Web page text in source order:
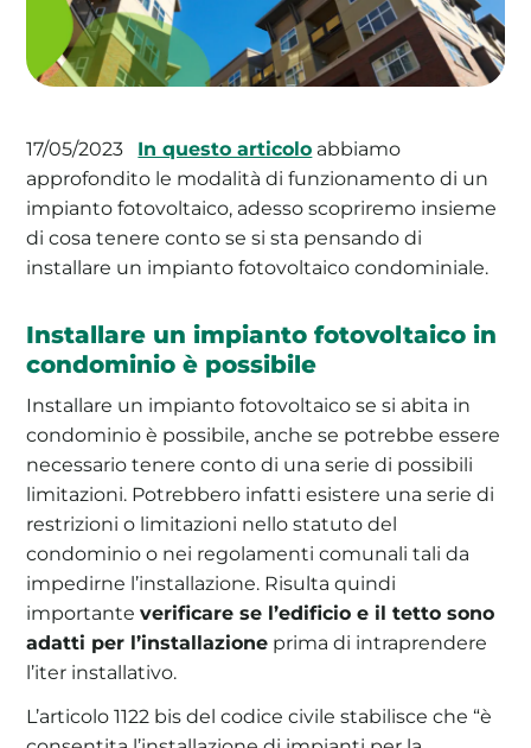
La tua cooperativa energetica sostenibile
17/05/2023 In questo articolo abbiamo
approfondito le modalità di funzionamento di un
impianto fotovoltaico, adesso scopriremo insieme
di cosa tenere conto se si sta pensando di
installare un impianto fotovoltaico condominiale.
Installare un impianto fotovoltaico in
condominio è possibile
Installare un impianto fotovoltaico se si abita in
condominio è possibile, anche se potrebbe essere
necessario tenere conto di una serie di possibili
limitazioni. Potrebbero infatti esistere una serie di
restrizioni o limitazioni nello statuto del
condominio o nei regolamenti comunali tali da
impedirne l’installazione. Risulta quindi
importanteverificare se l’edificio e il tetto sono
adatti per l’installazione prima di intraprendere
l’iter installativo.
L’articolo 1122 bis del codice civile stabilisce che “è